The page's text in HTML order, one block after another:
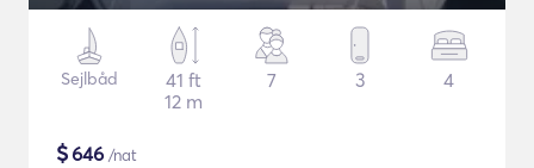
Sejlbåd
41 ft
12 m
7 3 4
$646 /nat